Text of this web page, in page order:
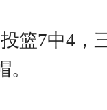
篮7中4，